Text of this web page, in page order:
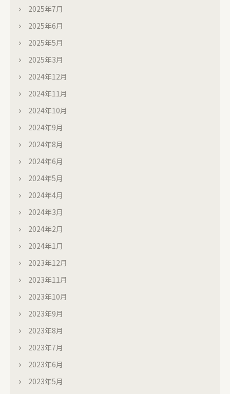
2025年7月
2025年6月
2025年5月
2025年3月
2024年12月
2024年11月
2024年10月
2024年9月
2024年8月
2024年6月
2024年5月
2024年4月
2024年3月
2024年2月
2024年1月
2023年12月
2023年11月
2023年10月
2023年9月
2023年8月
2023年7月
2023年6月
2023年5月